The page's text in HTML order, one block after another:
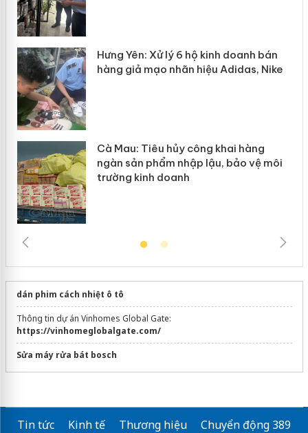
Hưng Yên: Xử lý 6 hộ kinh doanh bán
hàng giả mạo nhãn hiệu Adidas, Nike
Cà Mau: Tiêu hủy công khai hàng
ngàn sản phẩm nhập lậu, bảo vệ môi
trường kinh doanh
dán phim cách nhiệt ô tô
Thông tin dự án Vinhomes Global Gate:
https://vinhomeglobalgate.com/
Sửa máy rửa bát bosch
Tin tức Kinh tế Thương hiệu
Chuyển động 389